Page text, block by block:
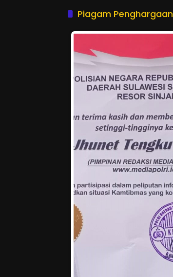
Piagam Penghargaan